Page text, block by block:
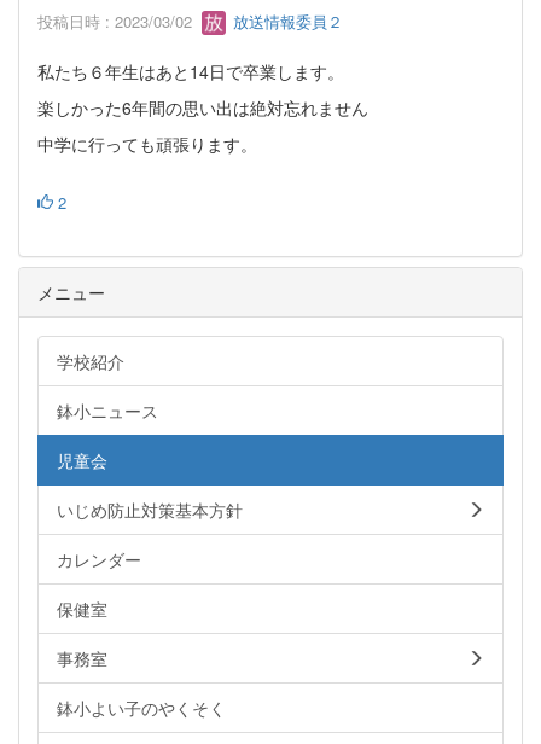
投稿日時 : 2023/03/02 放送情報委員２
私たち６年生はあと14日で卒業します。
楽しかった6年間の思い出は絶対忘れません
中学に行っても頑張ります。
2
メニュー
学校紹介
鉢小ニュース
児童会
いじめ防止対策基本方針
カレンダー
保健室
事務室
鉢小よい子のやくそく